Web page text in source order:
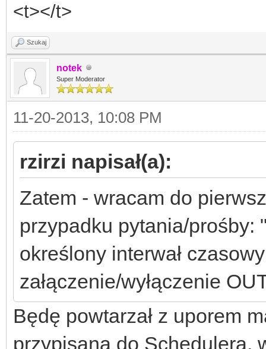
<t></t>
Szukaj
notek
Super Moderator
11-20-2013, 10:08 PM
rzirzi napisał(a):
Zatem - wracam do
przypadku pytania/prośby:
określony interwał
załączenie/wyłączenie
Będę powtarzał z uporem
przypisana do Schedulera,